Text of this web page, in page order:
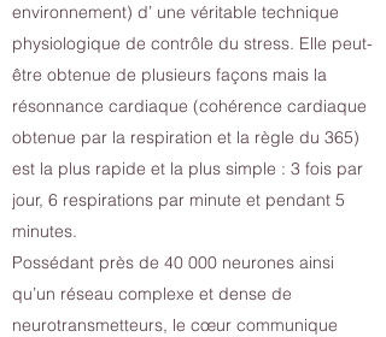
environnement) d’ une véritable technique
physiologique de contrôle du stress. Elle peut-
être obtenue de plusieurs façons mais la
résonnance cardiaque (cohérence cardiaque
obtenue par la respiration et la règle du 365)
est la plus rapide et la plus simple : 3 fois par
jour, 6 respirations par minute et pendant 5
minutes.
Possédant près de 40 000 neurones ainsi
qu’un réseau complexe et dense de
neurotransmetteurs, le cœur communique